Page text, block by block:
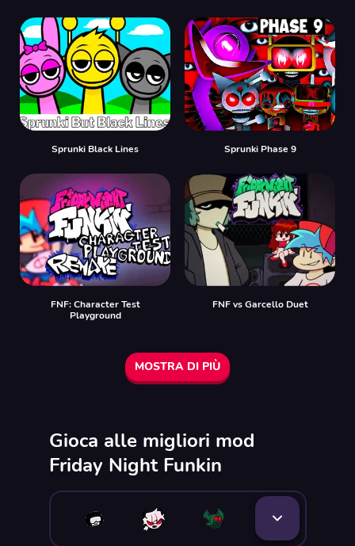
Sprunki Black Lines Sprunki Phase 9
FNF: Character Test
Playground
FNF vs Garcello Duet
MOSTRA DI PIÙ
Gioca alle migliori mod
Friday Night Funkin